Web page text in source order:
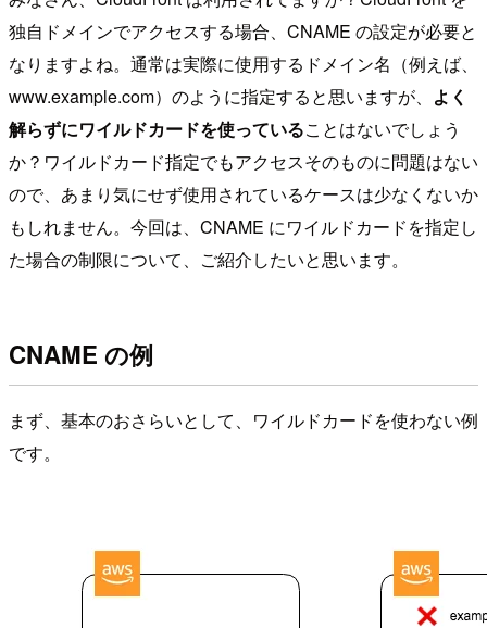
独自ドメインでアクセスする場合、CNAME の設定が必要と
なりますよね。通常は実際に使用するドメイン名（例えば、
www.example.com）のように指定すると思いますが、 よく
解らずにワイルドカードを使っていることはないでしょう
か？ワイルドカード指定でもアクセスそのものに問題はない
ので、あまり気にせず使用されているケースは少なくないか
もしれません。今回は、CNAME にワイルドカードを指定し
た場合の制限について、ご紹介したいと思います。
CNAME の例
まず、基本のおさらいとして、ワイルドカードを使わない例
です。